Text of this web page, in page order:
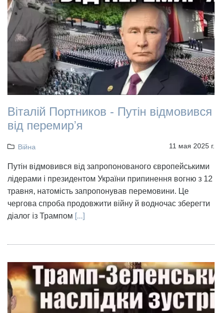
Віталій Портников - Путін відмовився
від перемирʼя
Війна 11 мая 2025 г.
Путін відмовився від запропонованого європейськими
лідерами і президентом України припинення вогню з 12
травня, натомість запропонував перемовини. Це
чергова спроба продовжити війну й водночас зберегти
діалог із Трампом [...]